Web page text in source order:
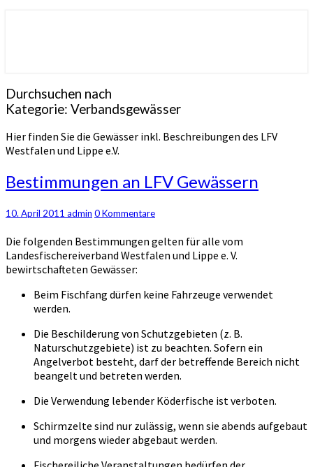
Durchsuchen nach
Kategorie: Verbandsgewässer
Hier finden Sie die Gewässer inkl. Beschreibungen des LFV
Westfalen und Lippe e.V.
Bestimmungen
an
Gewässern
Bestimmungen an LFV Gewässern
10. April 2011 admin Kommentare
0 Kommentare
Die folgenden Bestimmungen gelten für alle vom
Landesfischereiverband Westfalen und Lippe e. V.
bewirtschafteten Gewässer:
Beim Fischfang dürfen keine Fahrzeuge verwendet
werden.
Die Beschilderung von Schutzgebieten (z. B.
Naturschutzgebiete) ist zu beachten. Sofern ein
Angelverbot besteht, darf der betreffende Bereich nicht
beangelt und betreten werden.
Die Verwendung lebender Köderfische ist verboten.
Schirmzelte sind nur zulässig, wenn sie abends aufgebaut
und morgens wieder abgebaut werden.